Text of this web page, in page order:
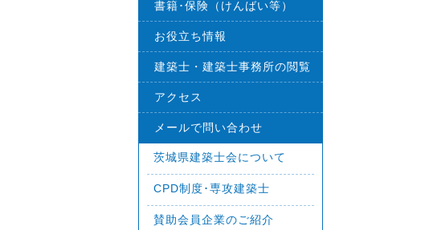
書籍･保険（けんばい等）
お役立ち情報
建築士・建築士事務所の閲覧
アクセス
メールで問い合わせ
茨城県建築士会について
CPD制度･専攻建築士
賛助会員企業のご紹介